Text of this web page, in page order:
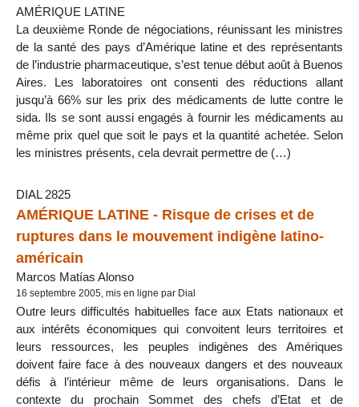
AMÉRIQUE LATINE
La deuxième Ronde de négociations, réunissant les ministres
de la santé des pays d’Amérique latine et des représentants
de l’industrie pharmaceutique, s’est tenue début août à Buenos
Aires. Les laboratoires ont consenti des réductions allant
jusqu’à 66% sur les prix des médicaments de lutte contre le
sida. Ils se sont aussi engagés à fournir les médicaments au
même prix quel que soit le pays et la quantité achetée. Selon
les ministres présents, cela devrait permettre de (…)
DIAL 2825
AMÉRIQUE LATINE - Risque de crises et de
ruptures dans le mouvement indigène latino-
américain
Marcos Matías Alonso
16 septembre 2005, mis en ligne par Dial
Outre leurs difficultés habituelles face aux Etats nationaux et
aux intérêts économiques qui convoitent leurs territoires et
leurs ressources, les peuples indigènes des Amériques
doivent faire face à des nouveaux dangers et des nouveaux
défis à l’intérieur même de leurs organisations. Dans le
contexte du prochain Sommet des chefs d’Etat et de